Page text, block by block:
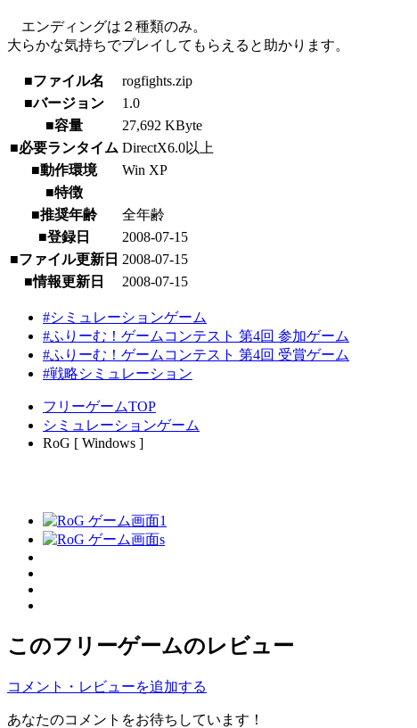
エンディングは２種類のみ。
大らかな気持ちでプレイしてもらえると助かります。
■ファイル名
rogfights.zip
■バージョン
1.0
■容量
27,692 KByte
■必要ランタイム DirectX6.0以上
■動作環境
Win XP
■特徴
■推奨年齢
全年齢
■登録日
2008-07-15
■ファイル更新日 2008-07-15
■情報更新日
2008-07-15
#シミュレーションゲーム
#ふりーむ！ゲームコンテスト 第4回 参加ゲーム
#ふりーむ！ゲームコンテスト 第4回 受賞ゲーム
#戦略シミュレーション
フリーゲームTOP
シミュレーションゲーム
RoG [ Windows ]
このフリーゲームのレビュー
コメント・レビューを追加する
あなたのコメントをお待ちしています！